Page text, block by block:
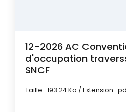
12-2026 AC
d'occupation
SNCF
Taille : 193.24 Ko / Extension :